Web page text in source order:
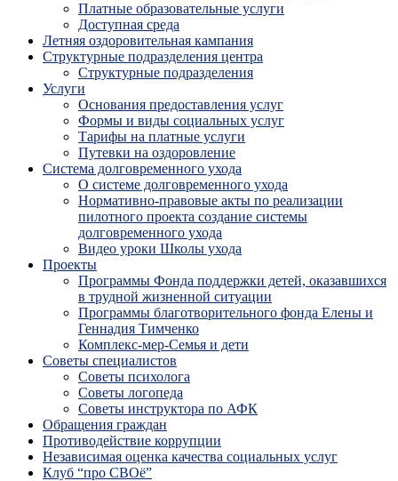
Платные образовательные услуги
Доступная среда
Летняя оздоровительная кампания
Структурные подразделения центра
Структурные подразделения
Услуги
Основания предоставления услуг
Формы и виды социальных услуг
Тарифы на платные услуги
Путевки на оздоровление
Система долговременного ухода
О системе долговременного ухода
Нормативно-правовые акты по реализации
пилотного проекта создание системы
долговременного ухода
Видео уроки Школы ухода
Проекты
Программы Фонда поддержки детей, оказавшихся
в трудной жизненной ситуации
Программы благотворительного фонда Елены и
Геннадия Тимченко
Комплекс-мер-Семья и дети
Советы специалистов
Советы психолога
Советы логопеда
Советы инструктора по АФК
Обращения граждан
Противодействие коррупции
Независимая оценка качества социальных услуг
Клуб “про СВОё”